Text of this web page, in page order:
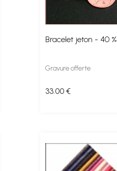
Bracelet jeton - 40 %
Gravure offerte
33.00 €